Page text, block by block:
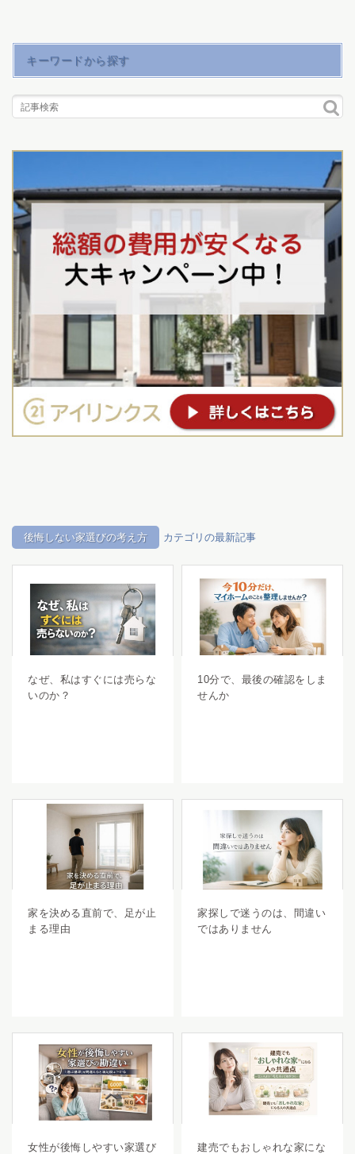
キーワードから探す
後悔しない家選びの考え方 カテゴリの最新記事
なぜ、私はすぐには売らな
いのか？
10分で、最後の確認をしま
せんか
家を決める直前で、足が止
まる理由
家探しで迷うのは、間違い
ではありません
女性が後悔しやすい家選び
建売でもおしゃれな家にな